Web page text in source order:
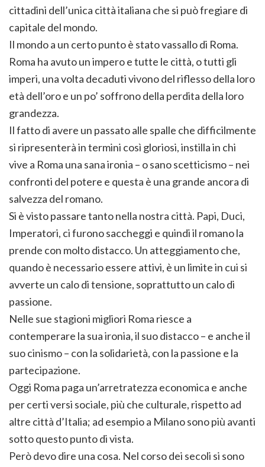
cittadini dell’unica città italiana che si può fregiare di
capitale del mondo.
Il mondo a un certo punto è stato vassallo di Roma.
Roma ha avuto un impero e tutte le città, o tutti gli
imperi, una volta decaduti vivono del riflesso della loro
età dell’oro e un po’ soffrono della perdita della loro
grandezza.
Il fatto di avere un passato alle spalle che difficilmente
si ripresenterà in termini così gloriosi, instilla in chi
vive a Roma una sana ironia – o sano scetticismo – nei
confronti del potere e questa è una grande ancora di
salvezza del romano.
Si è visto passare tanto nella nostra città. Papi, Duci,
Imperatori, ci furono saccheggi e quindi il romano la
prende con molto distacco. Un atteggiamento che,
quando è necessario essere attivi, è un limite in cui si
avverte un calo di tensione, soprattutto un calo di
passione.
Nelle sue stagioni migliori Roma riesce a
contemperare la sua ironia, il suo distacco – e anche il
suo cinismo – con la solidarietà, con la passione e la
partecipazione.
Oggi Roma paga un’arretratezza economica e anche
per certi versi sociale, più che culturale, rispetto ad
altre città d’Italia; ad esempio a Milano sono più avanti
sotto questo punto di vista.
Però devo dire una cosa. Nel corso dei secoli si sono